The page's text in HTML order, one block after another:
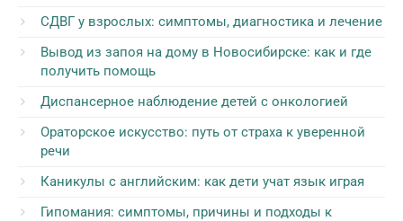
СДВГ у взрослых: симптомы, диагностика и лечение
Вывод из запоя на дому в Новосибирске: как и где
получить помощь
Диспансерное наблюдение детей с онкологией
Ораторское искусство: путь от страха к уверенной
речи
Каникулы с английским: как дети учат язык играя
Гипомания: симптомы, причины и подходы к